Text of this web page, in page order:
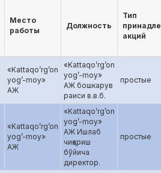
Место
работы
Должность
Тип
акций
«Kattaqo’rg’on
yog’-moy»
АЖ
«Kattaqo’rg’on
yog’-moy»
АЖ бошкарув
раиси в.в.б.
простые
«Kattaqo’rg’on
yog’-moy»
АЖ
«Kattaqo’rg’on
yog’-moy»
АЖ Ишлаб
чиқариш
бўйича
директор.
простые